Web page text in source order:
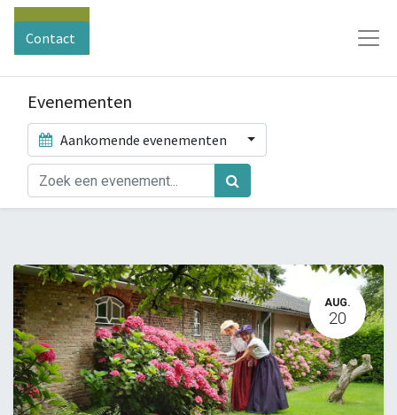
Contact
Evenementen
Aankomende evenementen
AUG.
20